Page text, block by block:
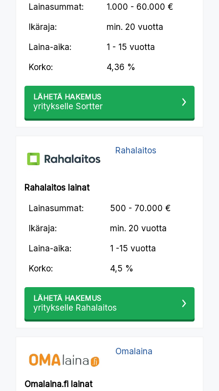
Lainasummat: 1.000 - 60.000 €
Ikäraja: min. 20 vuotta
Laina-aika: 1 - 15 vuotta
Korko: 4,36 %
LÄHETÄ HAKEMUS
yritykselle Sortter
Rahalaitos
Rahalaitos lainat
Lainasummat: 500 - 70.000 €
Ikäraja: min. 20 vuotta
Laina-aika: 1 -15 vuotta
Korko: 4,5 %
LÄHETÄ HAKEMUS
yritykselle Rahalaitos
Omalaina
Omalaina.fi lainat